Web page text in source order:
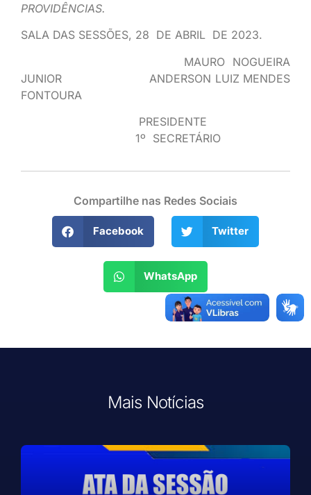
PROVIDÊNCIAS.
SALA DAS SESSÕES, 28 DE ABRIL DE 2023.
MAURO NOGUEIRA
JUNIOR ANDERSON LUIZ MENDES
FONTOURA
PRESIDENTE
1º SECRETÁRIO
Compartilhe nas Redes Sociais
Facebook Twitter
WhatsApp
Mais Notícias